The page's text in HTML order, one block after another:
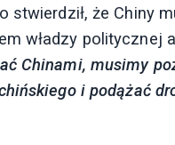
stwierdził, że Chiny
władzy politycznej
Chinami, musimy
i podążać